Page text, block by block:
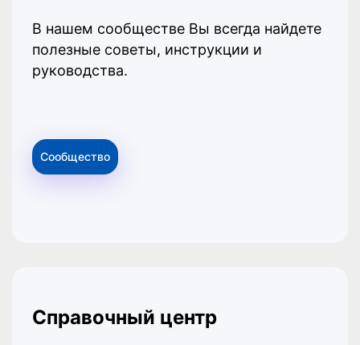
В нашем сообществе Вы всегда найдете
полезные советы, инструкции и
руководства.
Сообщество
Справочный центр